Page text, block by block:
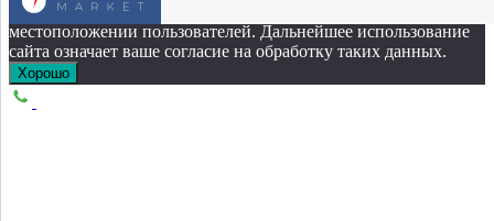
Этот сайт собирает cookie-файлы, данные об IP-адресе и
местоположении пользователей. Дальнейшее использование
сайта означает ваше согласие на обработку таких данных.
Хорошо